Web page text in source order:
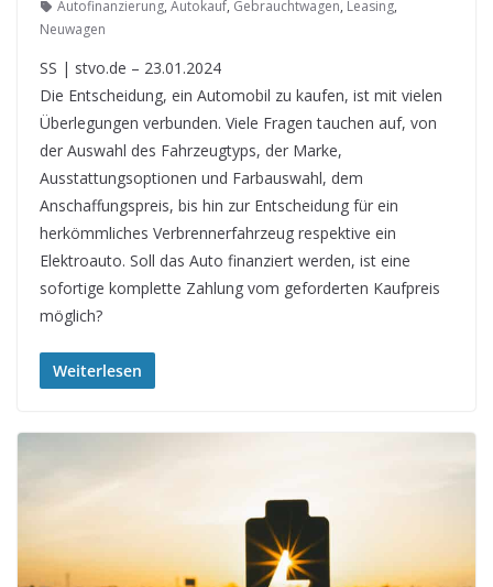
Autofinanzierung, Autokauf, Gebrauchtwagen, Leasing,
Neuwagen
SS | stvo.de – 23.01.2024
Die Entscheidung, ein Automobil zu kaufen, ist mit vielen
Überlegungen verbunden. Viele Fragen tauchen auf, von
der Auswahl des Fahrzeugtyps, der Marke,
Ausstattungsoptionen und Farbauswahl, dem
Anschaffungspreis, bis hin zur Entscheidung für ein
herkömmliches Verbrennerfahrzeug respektive ein
Elektroauto. Soll das Auto finanziert werden, ist eine
sofortige komplette Zahlung vom geforderten Kaufpreis
möglich?
Weiterlesen